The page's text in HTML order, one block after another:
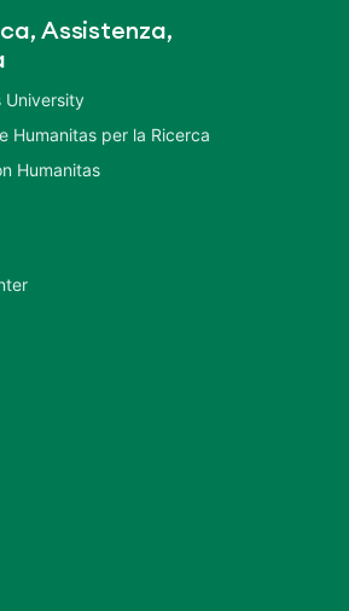
Assistenza,
University
Humanitas per la Ricerca
Humanitas